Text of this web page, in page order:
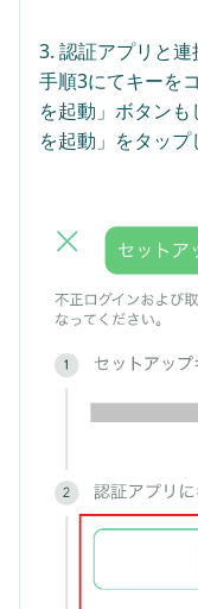
3. 認証アプリと連
手順3にてキーを
を起動」ボタン
を起動」をタップ